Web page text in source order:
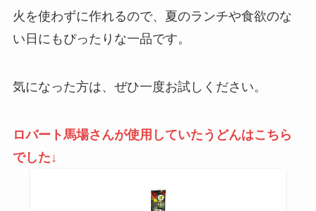
火を使わずに作れるので、夏のランチや食欲のな
い日にもぴったりな一品です。
気になった方は、ぜひ一度お試しください。
ロバート馬場さんが使用していたうどんはこちら
でした↓